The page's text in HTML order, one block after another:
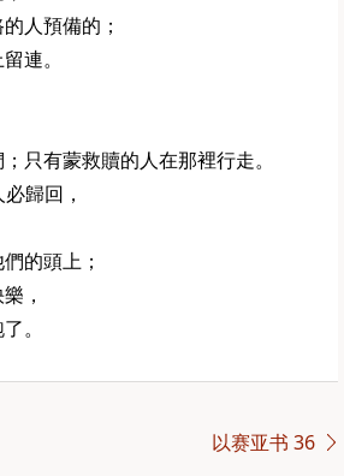
人預備的；
連。
只有蒙救贖的人在那裡行走。
歸回，
的頭上；
，
。
以赛亚书 36